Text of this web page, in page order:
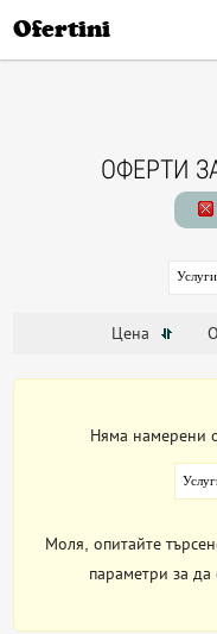
Ofertini
ОФЕРТИ
Услуги
Цена
Няма намерени
Моля, опитайте
параметри за да